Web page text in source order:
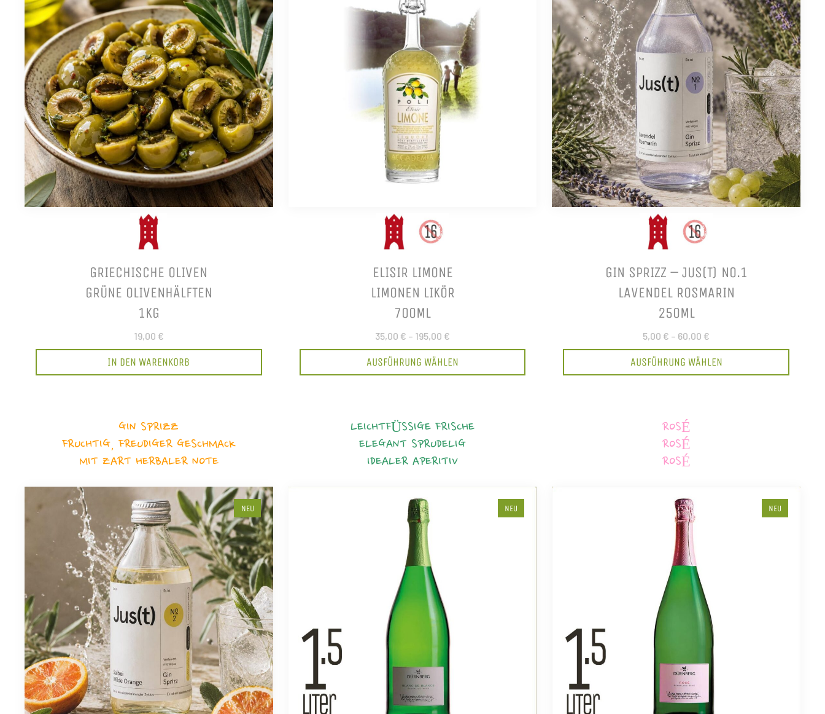
GRIECHISCHE OLIVEN
GRÜNE OLIVENHÄLFTEN
1KG
19,00 €
IN DEN WARENKORB
ELISIR LIMONE
LIMONEN LIKÖR
700ML
35,00 € – 195,00 €
AUSFÜHRUNG WÄHLEN
GIN SPRIZZ – JUS(T) NO.1
LAVENDEL ROSMARIN
250ML
5,00 € – 60,00 €
AUSFÜHRUNG WÄHLEN
GIN SPRIZZ
FRUCHTIG, FREUDIGER GESCHMACK
MIT ZART HERBALER NOTE
NEU
LEICHTFÜSSIGE FRISCHE
ELEGANT SPRUDELIG
IDEALER APERITIV
NEU
ROSÉ
ROSÉ
ROSÉ
NEU